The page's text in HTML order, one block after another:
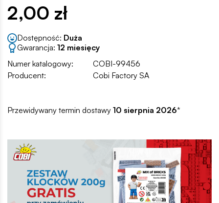
2,00 zł
Dostępność: Duża
Gwarancja: 12 miesięcy
Numer katalogowy:
COBI-99456
Producent:
Cobi Factory SA
Przewidywany termin dostawy 10 sierpnia 2026*